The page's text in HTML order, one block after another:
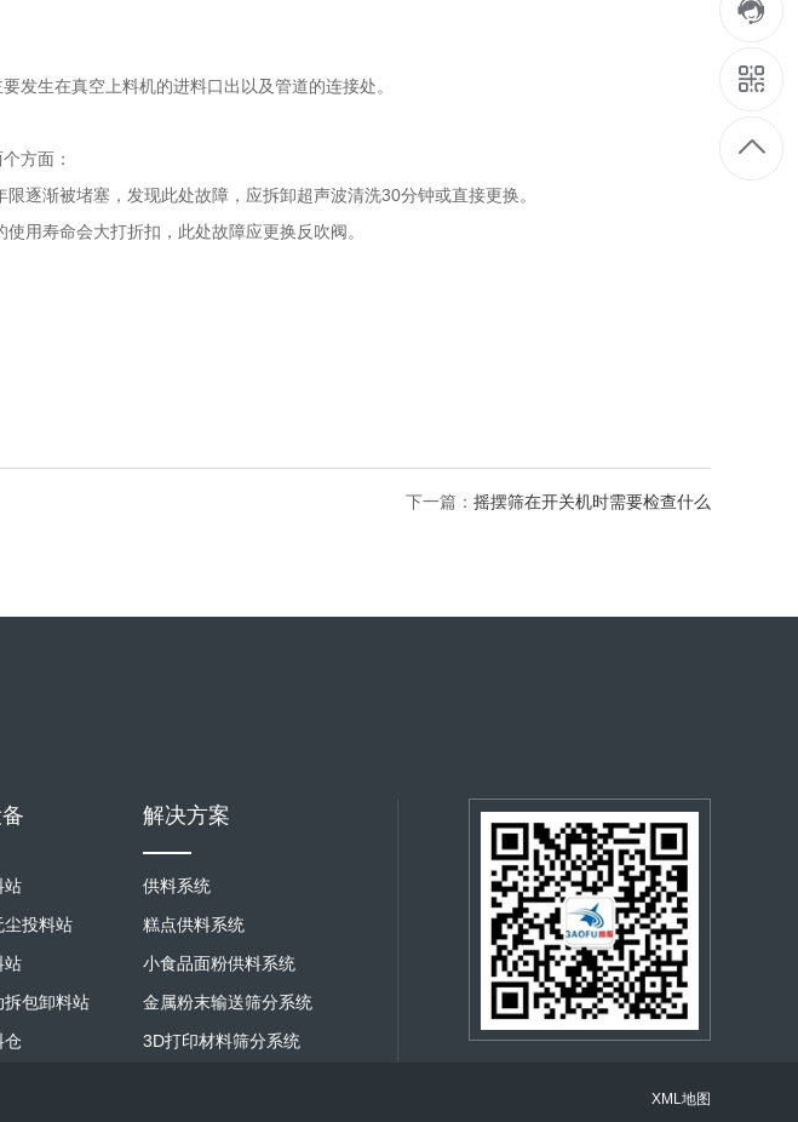
生在真空上料机的进料口出以及管道的连接处。
方面：
渐被堵塞，发现此处故障，应拆卸超声波清洗30分钟或直接更换。
寿命会大打折扣，此处故障应更换反吹阀。
下一篇： 摇摆筛在开关机时需要检查什么
站
尘投料站
站
拆包卸料站
仓
解决方案
供料系统
糕点供料系统
小食品面粉供料系统
金属粉末输送筛分系统
3D打印材料筛分系统
XML地图